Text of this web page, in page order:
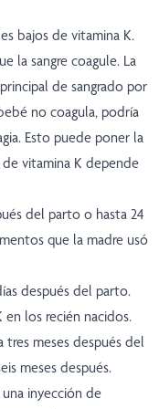
bajos de vitamina K.
la sangre coagule. La
de sangrado por
no coagula, podría
Esto puede poner la
vitamina K depende
del parto o hasta 24
que la madre usó
después del parto.
los recién nacidos.
tres meses después del
meses después.
inyección de